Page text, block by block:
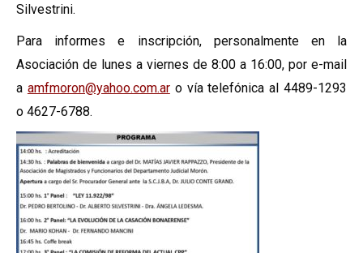
Silvestrini.
Para informes e inscripción, personalmente en la
Asociación de lunes a viernes de 8:00 a 16:00, por e-mail
a amfmoron@yahoo.com.aro vía telefónica al 4489-1293
o 4627-6788.